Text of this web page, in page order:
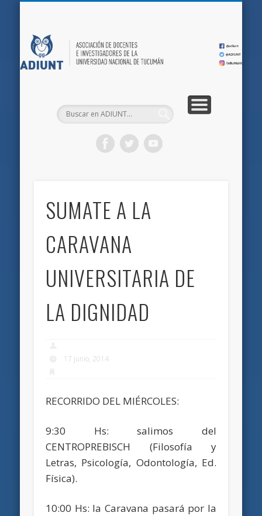
SUMATE A LA
CARAVANA
UNIVERSITARIA DE
LA DIGNIDAD
17 junio, 2014
RECORRIDO DEL MIÉRCOLES:
9:30 Hs: salimos del
CENTROPREBISCH (Filosofía y
Letras, Psicología, Odontología, Ed.
Física).
10:00 Hs: la Caravana pasará por la